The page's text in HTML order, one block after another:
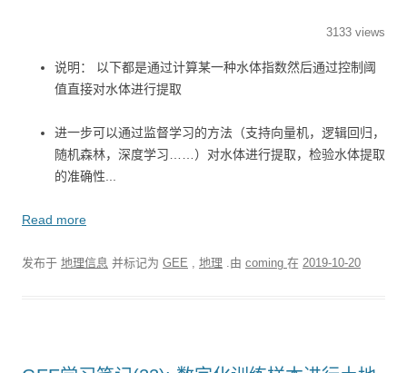
3133 views
说明： 以下都是通过计算某一种水体指数然后通过控制阈
值直接对水体进行提取
进一步可以通过监督学习的方法（支持向量机，逻辑回归，
随机森林，深度学习……）对水体进行提取，检验水体提取
的准确性...
Read more
发布于 地理信息 并标记为 GEE 地理 .由 coming 在 2019-10-20